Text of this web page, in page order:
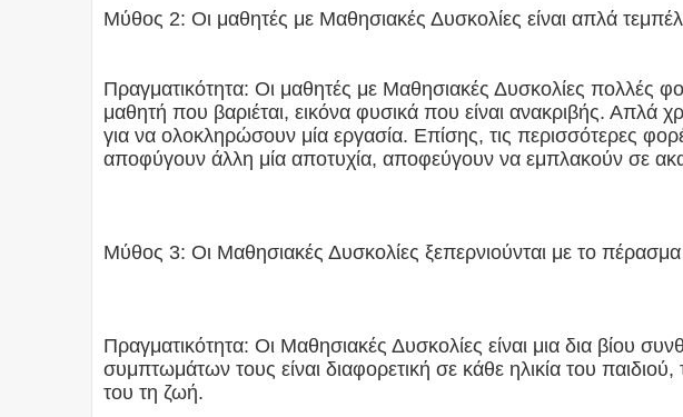
Μύθος 2: Οι μαθητές με Μαθησιακές Δυσκολίες είναι απλά
Πραγματικότητα: Οι μαθητές με Μαθησιακές Δυσκολίες πολλές
μαθητή που βαριέται, εικόνα φυσικά που είναι ανακριβής. Απλά
για να ολοκληρώσουν μία εργασία. Επίσης, τις περισσότερες
αποφύγουν άλλη μία αποτυχία, αποφεύγουν να εμπλακούν σε
Μύθος 3: Οι Μαθησιακές Δυσκολίες ξεπερνιούνται με το
Πραγματικότητα: Οι Μαθησιακές Δυσκολίες είναι μια δια βίου
συμπτωμάτων τους είναι διαφορετική σε κάθε ηλικία του
του τη ζωή.